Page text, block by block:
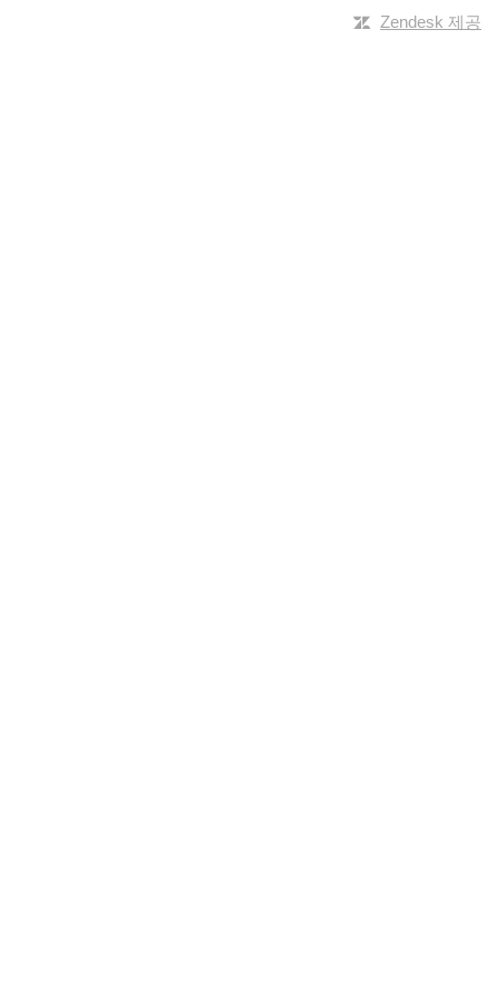
Zendesk 제공